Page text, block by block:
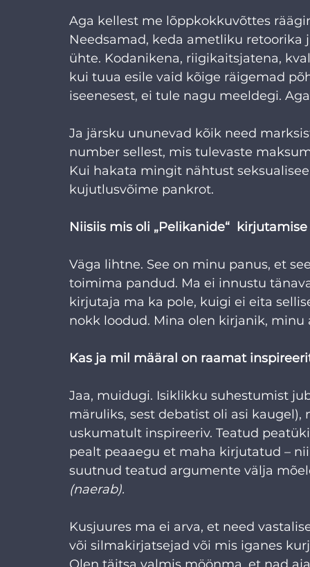
Aga kellest me lõppkokkuvõttes
Needsamad, keda ametliku
ühte. Kodanikena, riigikaitsjatena,
kui tuua esile vaid kõige räigemad
iseenesest, ei tule nagu meeldegi.
Ja järsku ununevad kõik need
number sellest, mis tulevaste
Kui hakata mingit nähtust
kujutlusvõime pankrot.
Niisiis mis oli „Pelikanide“
Väga lihtne. See on minu panus, et
toimima pandud. Ma ei innustu
kirjutaja ma ka pole, kuigi ei eita
nokk loodud. Mina olen kirjanik,
Kas ja mil määral on raamat
Jaa, muidugi. Isiklikku suhestumist
märuliks, sest debatist oli asi
uskumatult inspireeriv. Teatud
pealt peaaegu et maha kirjutatud –
suutnud teatud argumente välja
(naerab).
Kusjuures ma ei arva, et need
või silmakirjatsejad või mis iganes